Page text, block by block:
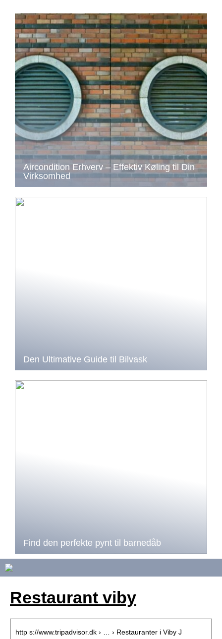
Aircondition Erhverv – Effektiv Køling til Din
Virksomhed
Den Ultimative Guide til Bilvask
Find den perfekte pynt til barnedåb
Restaurant viby
http s://www.tripadvisor.dk › … › Restauranter i Viby J